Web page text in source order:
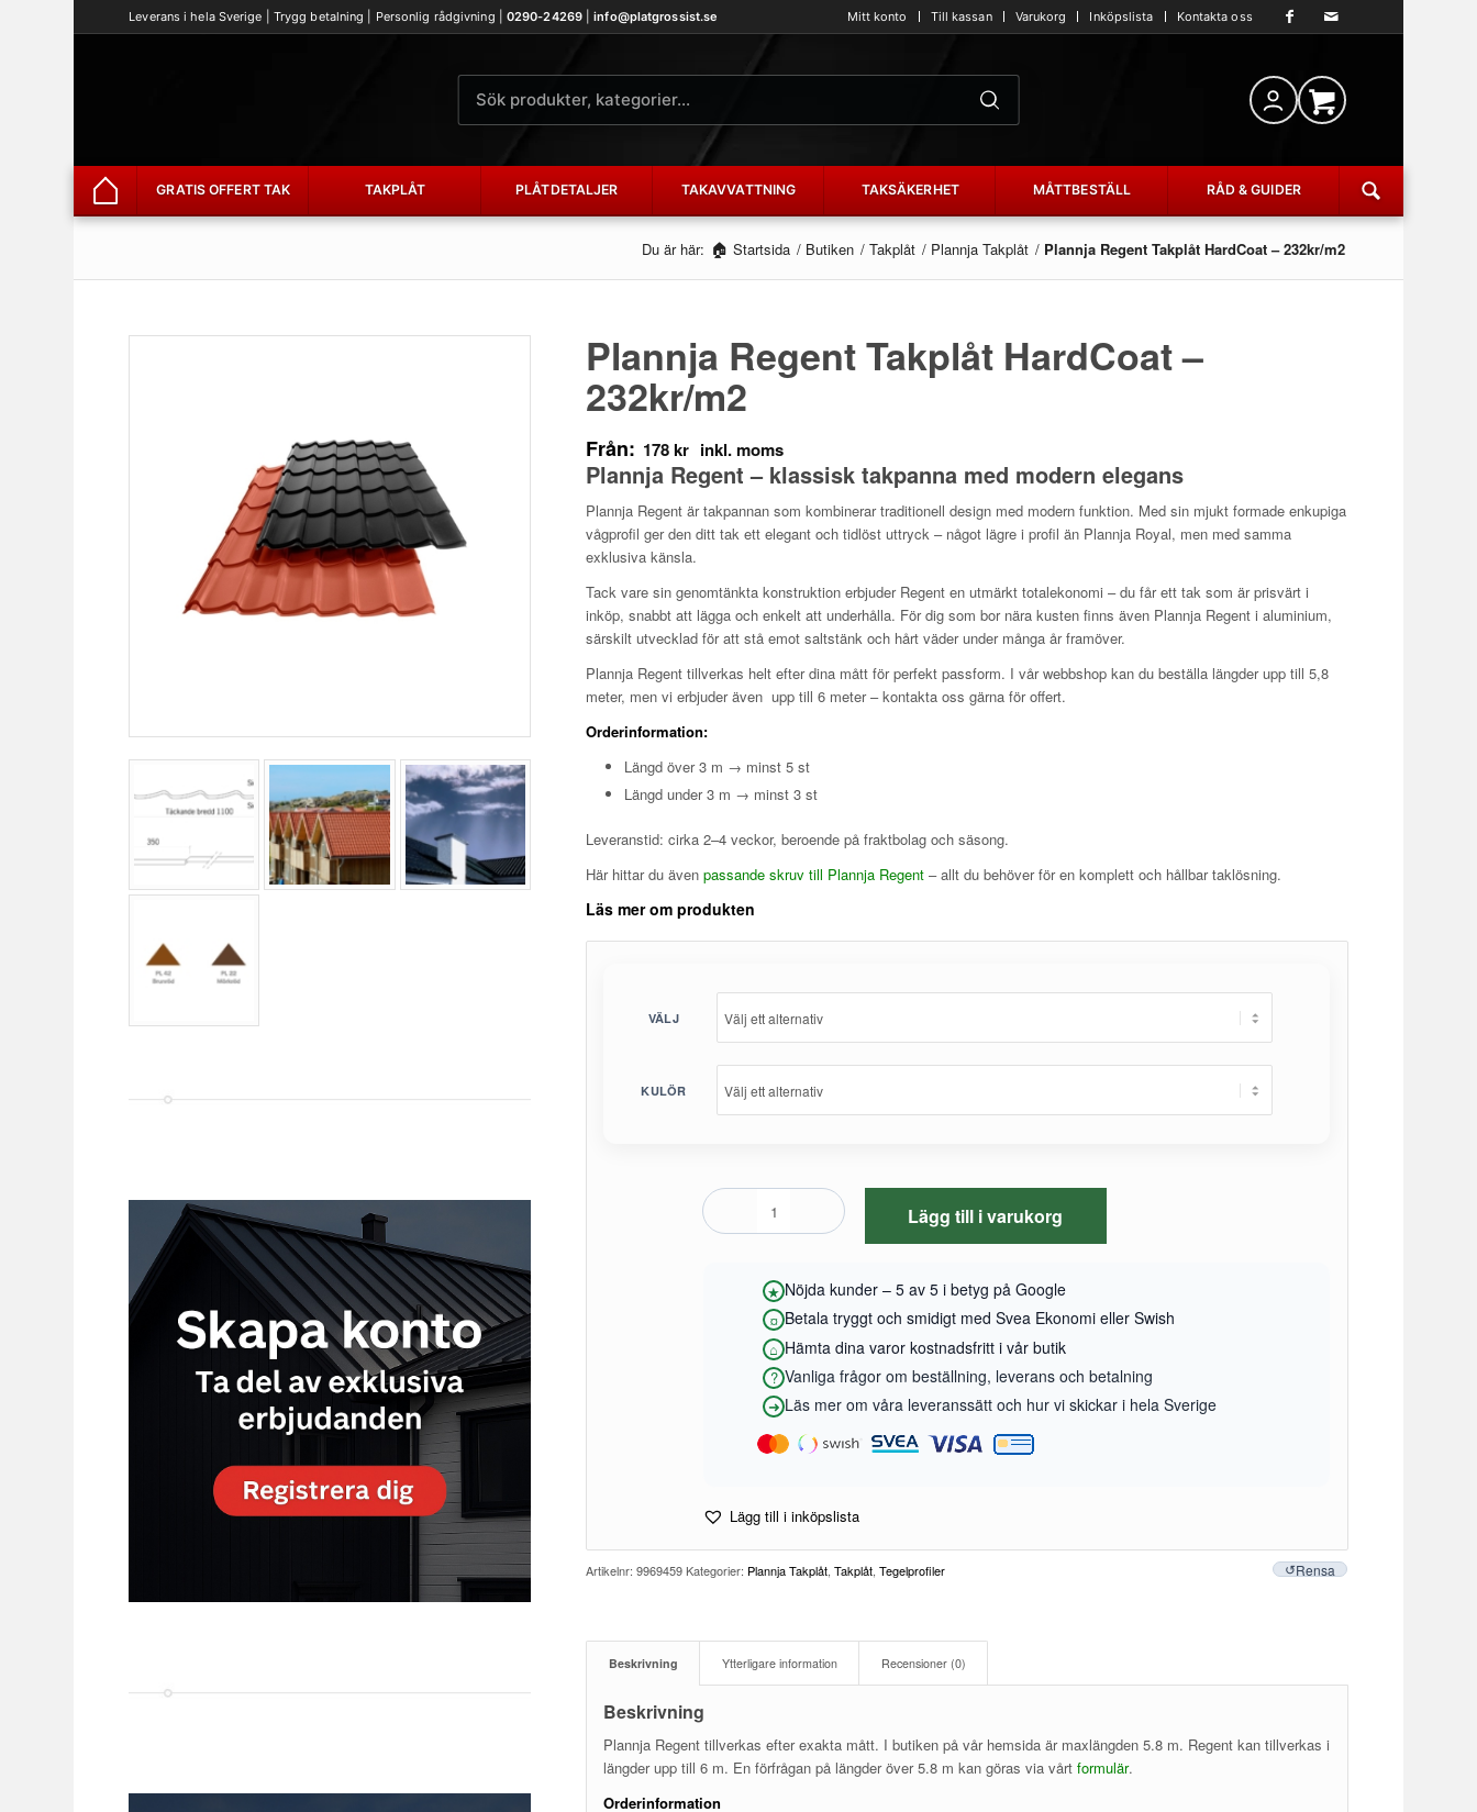
Mitt konto Till kassan Varukorg Inköpslista Kontakta oss
Leverans i hela Sverige | Trygg betalning | Personlig rådgivning | 0290-24269|info@platgrossist.se
Hem
GRATIS OFFERT TAK TAKPLÅT PLÅTDETALJER TAKAVVATTNING TAKSÄKERHET MÅTTBESTÄLL RÅD & GUIDER
Du är här: Startsida / Butiken / Takplåt / Plannja Takplåt / Plannja Regent Takplåt HardCoat – 232kr/m2
Plannja Regent Takplåt HardCoat –
232kr/m2
Från: 178kr
Plannja Regent – klassisk takpanna med modern elegans
Plannja Regent är takpannan som kombinerar traditionell design med modern funktion. Med sin mjukt formade enkupiga
vågprofil ger den ditt tak ett elegant och tidlöst uttryck – något lägre i profil än Plannja Royal, men med samma
exklusiva känsla.
Tack vare sin genomtänkta konstruktion erbjuder Regent en utmärkt totalekonomi – du får ett tak som är prisvärt i
inköp, snabbt att lägga och enkelt att underhålla. För dig som bor nära kusten finns även Plannja Regent i aluminium,
särskilt utvecklad för att stå emot saltstänk och hårt väder under många år framöver.
Plannja Regent tillverkas helt efter dina mått för perfekt passform. I vår webbshop kan du beställa längder upp till 5,8
meter, men vi erbjuder även upp till 6 meter – kontakta oss gärna för offert.
Orderinformation:
Längd över 3 m → minst 5 st
Längd under 3 m → minst 3 st
Leveranstid: cirka 2–4 veckor, beroende på fraktbolag och säsong.
Här hittar du ävenpassande skruv till Plannja Regent – allt du behöver för en komplett och hållbar taklösning.
Läs mer om produkten
VÄLJ
KULÖR
Rensa
Lägg till i varukorg
Nöjda kunder – 5 av 5 i betyg på Google
Betala tryggt och smidigt med Svea Ekonomi eller Swish
Hämta dina varor kostnadsfritt i vår butik
Vanliga frågor om beställning, leverans och betalning
Läs mer om våra leveranssätt och hur vi skickar i hela Sverige
Lägg till i inköpslista
Artikelnr:9969459 Kategorier: Plannja Takplåt ,Takplåt ,Tegelprofiler
Beskrivning Ytterligare information Recensioner (0)
Beskrivning
Plannja Regent tillverkas efter exakta mått. I butiken på vår hemsida är maxlängden 5.8 m. Regent kan tillverkas i
längder upp till 6 m. En förfrågan på längder över 5.8 m kan göras via vårt formulär.
Orderinformation